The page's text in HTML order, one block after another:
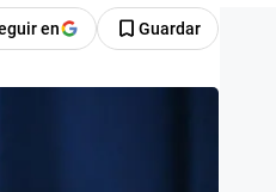
en Guardar